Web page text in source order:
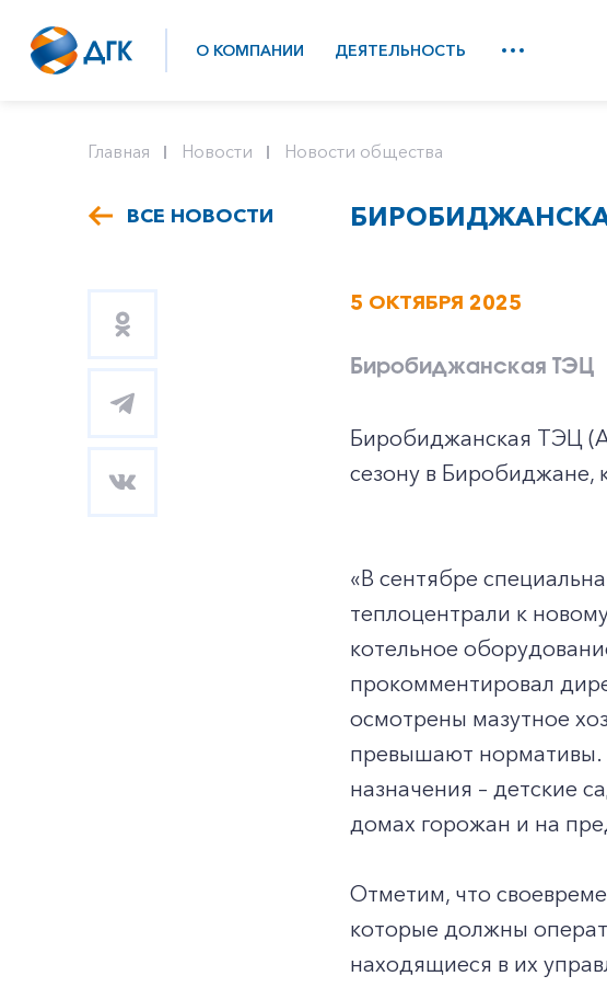
О КОМПАНИИ ДЕЯТЕЛЬНОСТЬ
Главная Новости Новости общества
ВСЕ НОВОСТИ
5 ОКТЯБРЯ 2025
Биробиджанская ТЭЦ
Биробиджанская ТЭЦ
сезону в Биробиджане,
«В сентябре
теплоцентрали к
котельное
прокомментировал
осмотрены мазутное
превышают нормативы.
назначения – детские
домах горожан и на
Отметим, что
которые должны
находящиеся в их